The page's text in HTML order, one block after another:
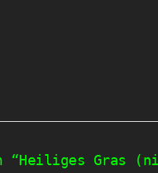
“Heiliges Gras